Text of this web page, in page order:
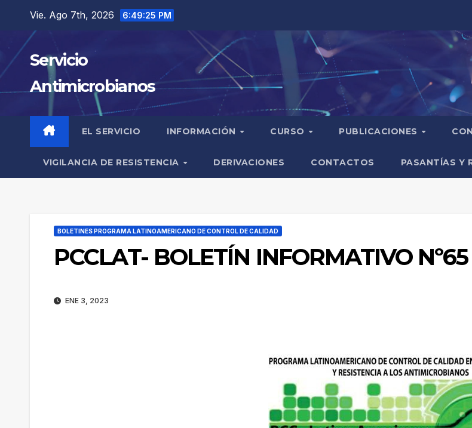
contenido
Vie. Ago 7th, 2026 6:49:26 PM
Servicio
Antimicrobianos
EL SERVICIO INFORMACIÓN CURSO PUBLICACIONES
VIGILANCIA DE RESISTENCIA DERIVACIONES CONTACTOS PASANTÍAS Y
BOLETINES PROGRAMA LATINOAMERICANO DE CONTROL DE CALIDAD
PCCLAT- BOLETÍN INFORMATIVO
ENE 3, 2023